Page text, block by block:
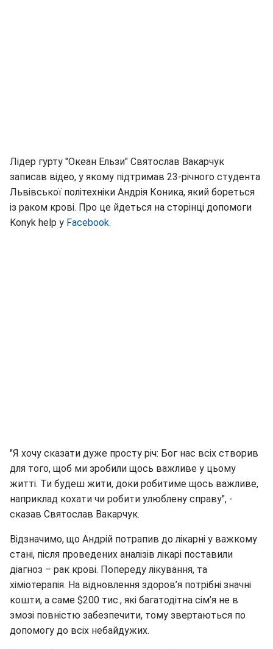
Лідер гурту "Океан Ельзи" Святослав Вакарчук
записав відео, у якому підтримав 23-річного студента
Львівської політехніки Андрія Коника, який бореться
із раком крові. Про це йдеться на сторінці допомоги
Konyk help у Facebook.
"Я хочу сказати дуже просту річ: Бог нас всіх створив
для того, щоб ми зробили щось важливе у цьому
житті. Ти будеш жити, доки робитиме щось важливе,
наприклад кохати чи робити улюблену справу", -
сказав Святослав Вакарчук.
Відзначимо, що Андрій потрапив до лікарні у важкому
стані, після проведених аналізів лікарі поставили
діагноз – рак крові. Попереду лікування, та
хіміотерапія. На відновлення здоров’я потрібні значні
кошти, а саме $200 тис., які багатодітна сім’я не в
змозі повністю забезпечити, тому звертаються по
допомогу до всіх небайдужих.